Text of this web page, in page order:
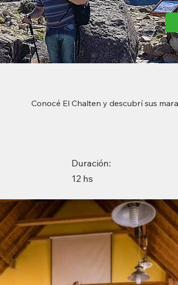
​Más información
Conocé El Chalten y descubrí sus
Duración:
12 hs